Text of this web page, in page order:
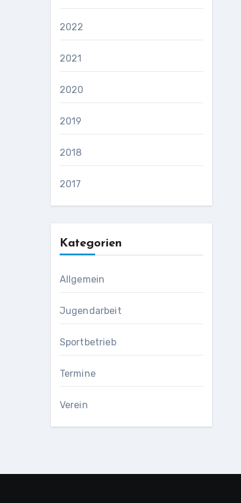
2022
2021
2020
2019
2018
2017
Kategorien
Allgemein
Jugendarbeit
Sportbetrieb
Termine
Verein